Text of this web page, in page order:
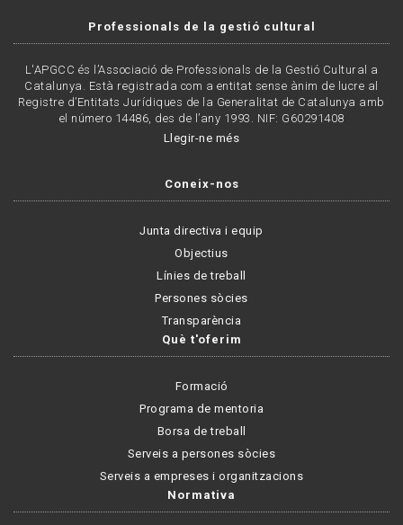
Professionals de la gestió cultural
L'APGCC és l’Associació de Professionals de la Gestió Cultural a
Catalunya. Està registrada com a entitat sense ànim de lucre al
Registre d’Entitats Jurídiques de la Generalitat de Catalunya amb
el número 14486, des de l’any 1993. NIF: G60291408
Llegir-ne més
Coneix-nos
Junta directiva i equip
Objectius
Línies de treball
Persones sòcies
Transparència
Què t'oferim
Formació
Programa de mentoria
Borsa de treball
Serveis a persones sòcies
Serveis a empreses i organitzacions
Normativa